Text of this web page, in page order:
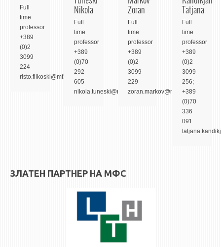
ASSISTANT PROFESSORS
ASSISTANTS
LECTORS
IN MEMORIAM
Full
time
professor
+389
(0)2
3099
224
risto.filkoski@mf.edu.mk
Nikola
Full
time
professor
+389
(0)70
292
605
nikola.tuneski@mf.edu.mk
Zoran
Full
time
professor
+389
(0)2
3099
229
zoran.markov@mf.edu.mk
Tatjana
Full
time
professor
+389
(0)2
3099
256;
+389
(0)70
336
091
ЗЛАТЕН ПАРТНЕР НА МФС